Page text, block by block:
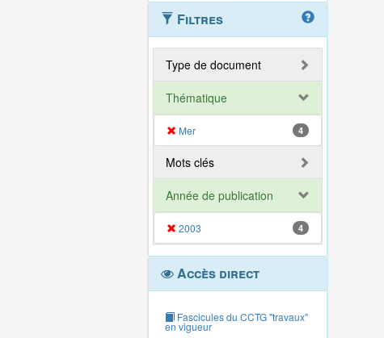
Filtres
Type de document
Thématique
Mer 4
Mots clés
Année de publication
2003 4
Accès direct
Fascicules du CCTG "travaux"
en vigueur